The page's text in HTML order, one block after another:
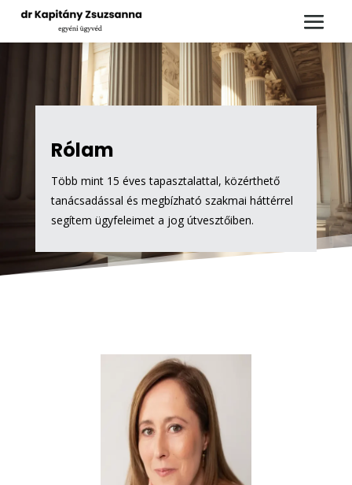
Rólam
Több mint 15 éves tapasztalattal, közérthető
tanácsadással és megbízható szakmai háttérrel
segítem ügyfeleimet a jog útvesztőiben.